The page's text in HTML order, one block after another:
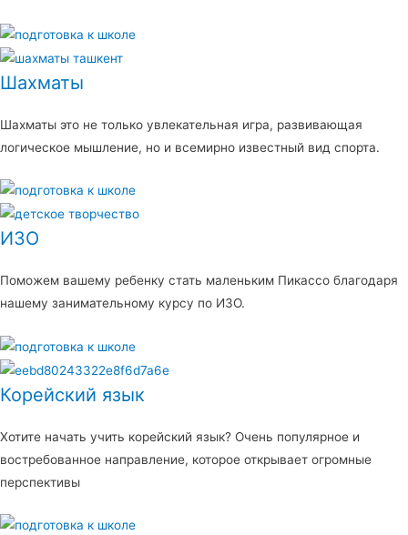
Шахматы
Шахматы это не только увлекательная игра, развивающая
логическое мышление, но и всемирно известный вид спорта.
ИЗО
Поможем вашему ребенку стать маленьким Пикассо благодаря
нашему занимательному курсу по ИЗО.
Корейский язык
Хотите начать учить корейский язык? Очень популярное и
востребованное направление, которое открывает огромные
перспективы